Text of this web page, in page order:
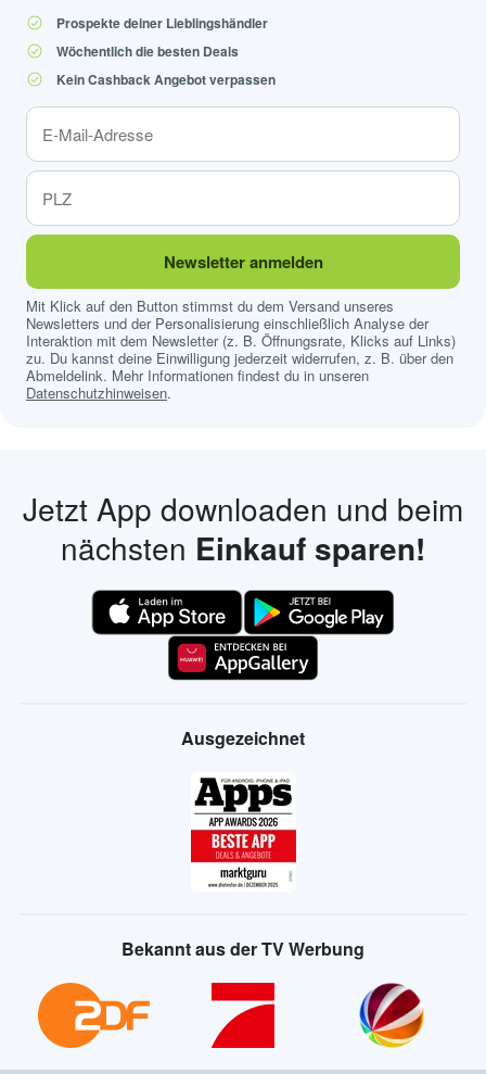
Prospekte deiner Lieblingshändler
Wöchentlich die besten Deals
Kein Cashback Angebot verpassen
Newsletter anmelden
Mit Klick auf den Button stimmst du dem Versand unseres
Newsletters und der Personalisierung einschließlich Analyse der
Interaktion mit dem Newsletter (z. B. Öffnungsrate, Klicks auf Links)
zu. Du kannst deine Einwilligung jederzeit widerrufen, z. B. über den
Abmeldelink. Mehr Informationen findest du in unseren
Datenschutzhinweisen.
Jetzt App downloaden und beim
nächsten Einkauf sparen!
Ausgezeichnet
Bekannt aus der TV Werbung